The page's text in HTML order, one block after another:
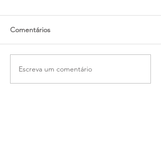
Comentários
Escreva um comentário